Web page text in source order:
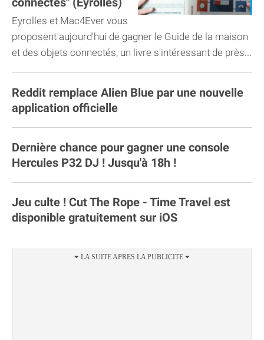
Eyrolles et Mac4Ever vous
proposent aujourd'hui de gagner le Guide de la maison
et des objets connectés, un livre s'intéressant de près...
Reddit remplace Alien Blue par une nouvelle
application officielle
Dernière chance pour gagner une console
Hercules P32 DJ ! Jusqu'à 18h !
Jeu culte ! Cut The Rope - Time Travel est
disponible gratuitement sur iOS